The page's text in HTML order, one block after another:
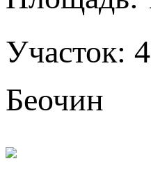
Участок:
Беочин